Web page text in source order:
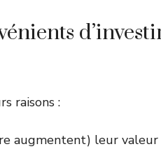
raisons :
augmentent) leur